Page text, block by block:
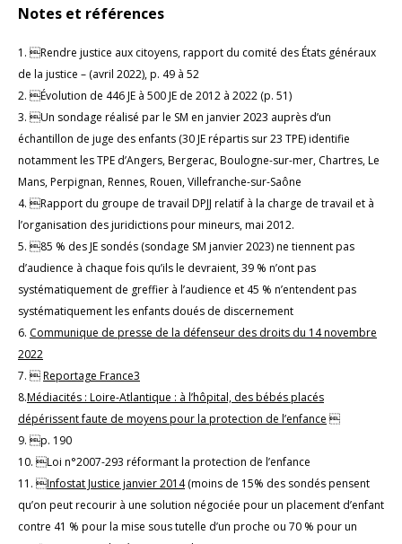
Notes et références
1. Rendre justice aux citoyens, rapport du comité des États généraux
de la justice – (avril 2022), p. 49 à 52
2. Évolution de 446 JE à 500 JE de 2012 à 2022 (p. 51)
3. Un sondage réalisé par le SM en janvier 2023 auprès d’un
échantillon de juge des enfants (30 JE répartis sur 23 TPE) identifie
notamment les TPE d’Angers, Bergerac, Boulogne-sur-mer, Chartres, Le
Mans, Perpignan, Rennes, Rouen, Villefranche-sur-Saône
4. Rapport du groupe de travail DPJJ relatif à la charge de travail et à
l’organisation des juridictions pour mineurs, mai 2012.
5. 85 % des JE sondés (sondage SM janvier 2023) ne tiennent pas
d’audience à chaque fois qu’ils le devraient, 39 % n’ont pas
systématiquement de greffier à l’audience et 45 % n’entendent pas
systématiquement les enfants doués de discernement
6. Communique de presse de la défenseur des droits du 14 novembre
2022
7. Reportage France3
8.Médiacités : Loire-Atlantique : à l’hôpital, des bébés placés
dépérissent faute de moyens pour la protection de l’enfance 
9. p. 190
10. Loi n°2007-293 réformant la protection de l’enfance
11. Infostat Justice janvier 2014(moins de 15% des sondés pensent
qu’on peut recourir à une solution négociée pour un placement d’enfant
contre 41 % pour la mise sous tutelle d’un proche ou 70 % pour un